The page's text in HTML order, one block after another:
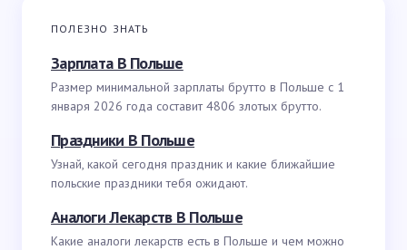
ПОЛЕЗНО ЗНАТЬ
Зарплата В Польше
Размер минимальной зарплаты брутто в Польше с 1
января 2026 года составит 4806 злотых брутто.
Праздники В Польше
Узнай, какой сегодня праздник и какие ближайшие
польские праздники тебя ожидают.
Аналоги Лекарств В Польше
Какие аналоги лекарств есть в Польше и чем можно